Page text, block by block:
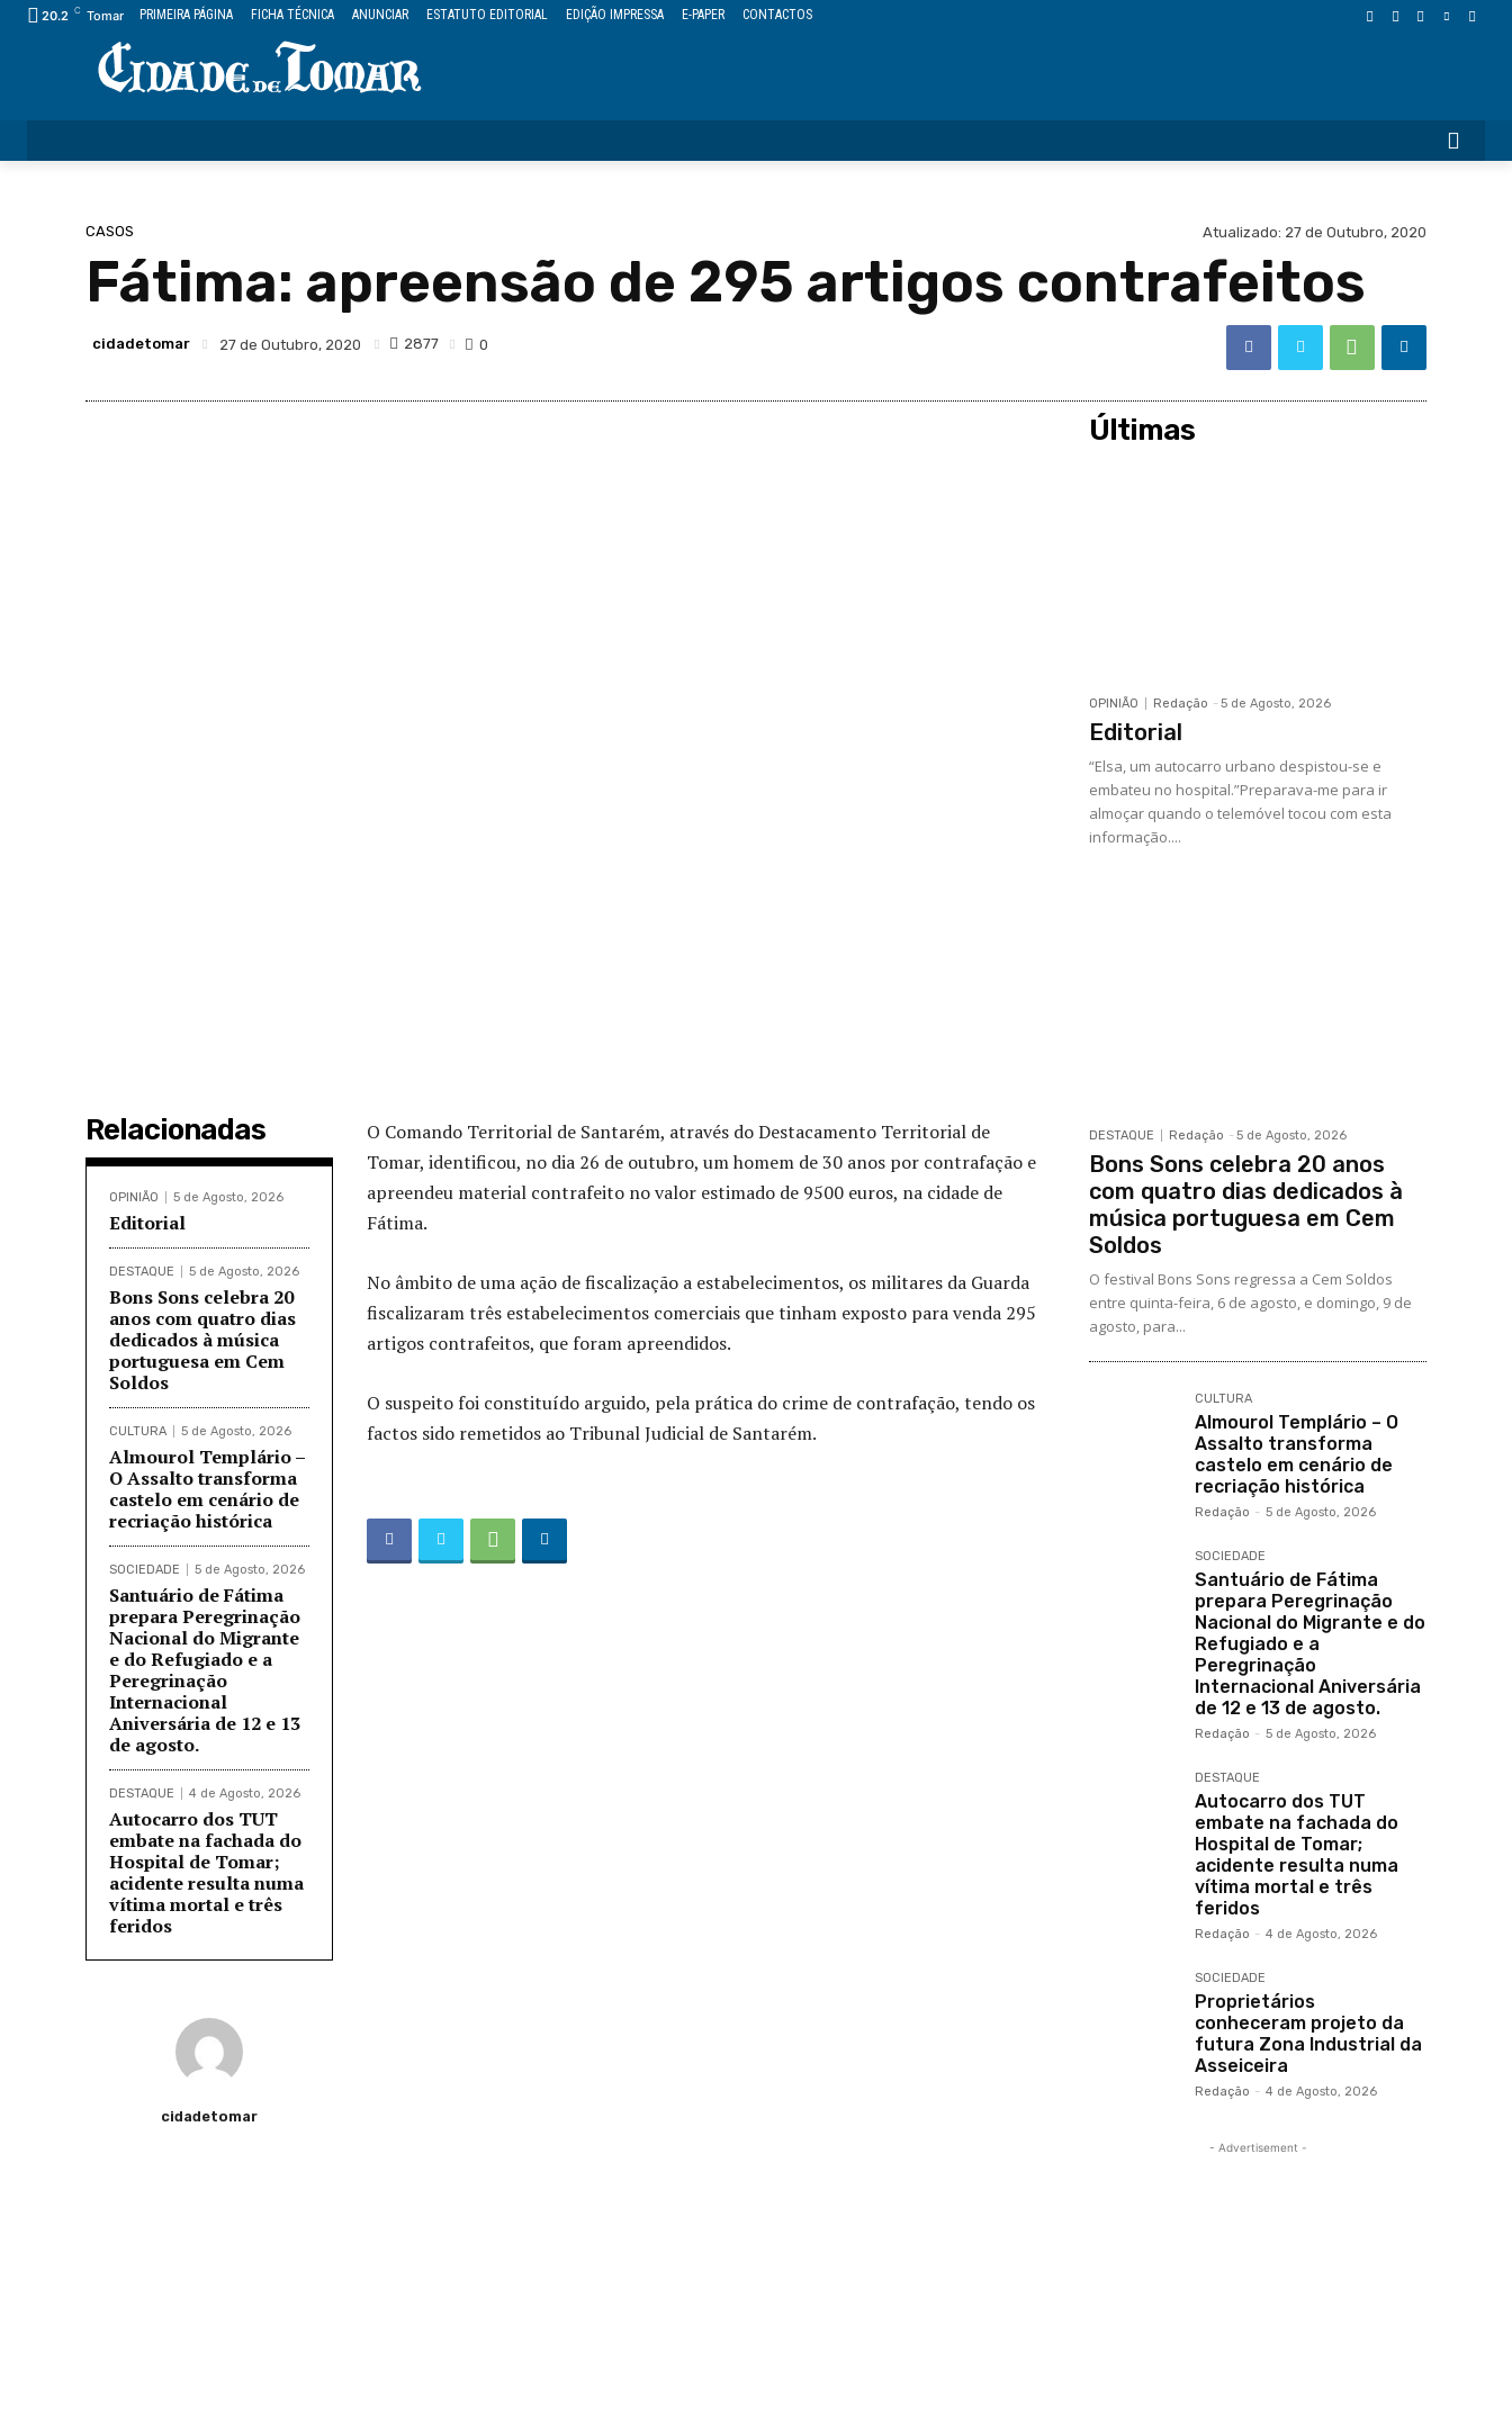
20.2 C Tomar PRIMEIRA PÁGINA FICHA TÉCNICA ANUNCIAR ESTATUTO EDITORIAL EDIÇÃO IMPRESSA E-PAPER CONTACTOS
CASOS Atualizado: 27 de Outubro, 2020
Fátima: apreensão de 295 artigos contrafeitos
cidadetomar 27 de Outubro, 2020 2877 0
Relacionadas
OPINIÃO 5 de Agosto, 2026
Editorial
DESTAQUE 5 de Agosto, 2026
Bons Sons celebra 20
anos com quatro dias
dedicados à música
portuguesa em Cem
Soldos
CULTURA 5 de Agosto, 2026
Almourol Templário –
O Assalto transforma
castelo em cenário de
recriação histórica
SOCIEDADE 5 de Agosto, 2026
Santuário de Fátima
prepara Peregrinação
Nacional do Migrante
e do Refugiado e a
Peregrinação
Internacional
Aniversária de 12 e 13
de agosto.
DESTAQUE 4 de Agosto, 2026
Autocarro dos TUT
embate na fachada do
Hospital de Tomar;
acidente resulta numa
vítima mortal e três
feridos
cidadetomar
O Comando Territorial de Santarém, através do Destacamento Territorial de
Tomar, identificou, no dia 26 de outubro, um homem de 30 anos por contrafação e
apreendeu material contrafeito no valor estimado de 9500 euros, na cidade de
Fátima.
No âmbito de uma ação de fiscalização a estabelecimentos, os militares da Guarda
fiscalizaram três estabelecimentos comerciais que tinham exposto para venda 295
artigos contrafeitos, que foram apreendidos.
O suspeito foi constituído arguido, pela prática do crime de contrafação, tendo os
factos sido remetidos ao Tribunal Judicial de Santarém.
Últimas
OPINIÃO Redação - 5 de Agosto, 2026
Editorial
“Elsa, um autocarro urbano despistou-se e
embateu no hospital.”Preparava-me para ir
almoçar quando o telemóvel tocou com esta
informação....
DESTAQUE Redação - 5 de Agosto, 2026
Bons Sons celebra 20 anos
com quatro dias dedicados à
música portuguesa em Cem
Soldos
O festival Bons Sons regressa a Cem Soldos
entre quinta-feira, 6 de agosto, e domingo, 9 de
agosto, para...
CULTURA
Almourol Templário – O
Assalto transforma
castelo em cenário de
recriação histórica
Redação - 5 de Agosto, 2026
SOCIEDADE
Santuário de Fátima
prepara Peregrinação
Nacional do Migrante e do
Refugiado e a
Peregrinação
Internacional Aniversária
de 12 e 13 de agosto.
Redação - 5 de Agosto, 2026
DESTAQUE
Autocarro dos TUT
embate na fachada do
Hospital de Tomar;
acidente resulta numa
vítima mortal e três
feridos
Redação - 4 de Agosto, 2026
SOCIEDADE
Proprietários
conheceram projeto da
futura Zona Industrial da
Asseiceira
Redação - 4 de Agosto, 2026
- Advertisement -